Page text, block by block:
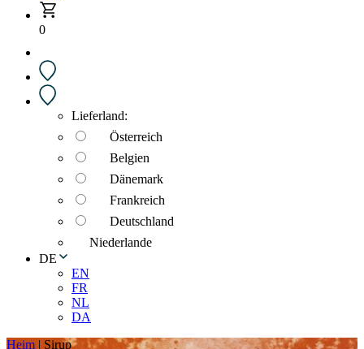
0
Lieferland:
Österreich
Belgien
Dänemark
Frankreich
Deutschland
Niederlande
DE
EN
FR
NL
DA
Heim | Sirup